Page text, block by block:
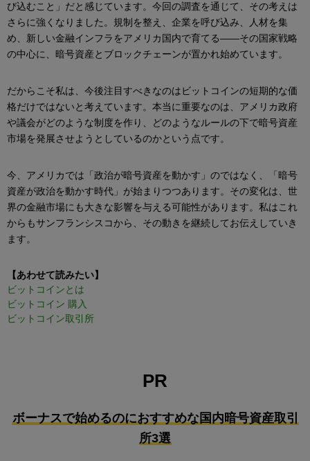
び込むこと」だと感じています。今回の調査を通じて、その考えは
さらに強くなりました。規制を整え、企業を呼び込み、人材を集
め、新しい金融インフラをアメリカ国内で育てる――その国家戦略
の中心に、暗号資産とブロックチェーンが置かれ始めています。
だからこそ私は、今後注目すべきなのはビットコインの短期的な価
格だけではないと考えています。本当に重要なのは、アメリカ政府
や議会がどのような制度を作り、どのようなルールの下で暗号資産
市場を発展させようとしているのかという点です。
今、アメリカでは「政治が暗号資産を動かす」のではなく、「暗号
資産が政治を動かす時代」が始まりつつあります。その変化は、世
界の金融市場にも大きな影響を与える可能性があります。私はこれ
からもサンフランシスコから、その動きを継続してお伝えしていき
ます。
【あわせて読みたい】
ビットコインとは
ビットコイン 購入
ビットコイン取引所
PR
ボーナスで始めるのにおすすめな国内暗号資産取引
所3選